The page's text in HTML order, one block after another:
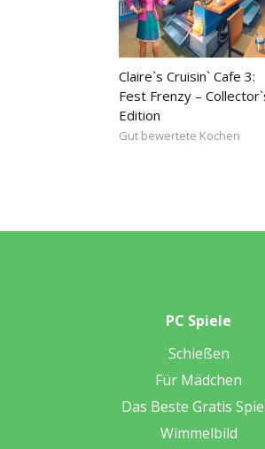
Claire`s Cruisin` Cafe 3:
Fest Frenzy –
Edition
Gut bewertete Kochen
PC Spiele
Schießen
Für Mädchen
Das Beste Gratis
Wimmelbild